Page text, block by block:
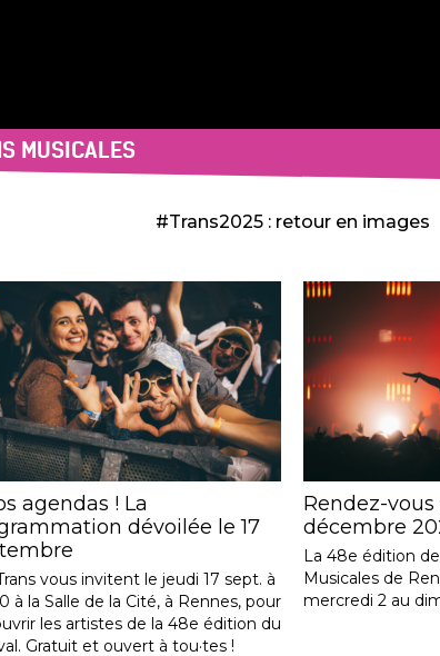
MUSICALES
#Trans2025 : retour en images
agendas ! La
dévoilée le 17
vous invitent le jeudi 17 sept. à
à la Salle de la Cité, à Rennes, pour
les artistes de la 48e édition du
Gratuit et ouvert à tou·tes !
Rendez-
décembre
La 48e édition
Musicales de
mercredi 2 au